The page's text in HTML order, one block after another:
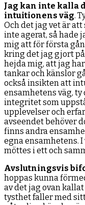
Jag kan inte kalla
intuitionens väg.
Och det jag vet är
inte agerat, så hade
mig att för första
kring det jag gjort
hejda mig, att jag
tankar och känslor
också insikten att
ensamhetens väg,
integritet som
upplevelser och
avseendet behöver
finns andra
egna ensamhetens.
möttes i ett och
Avslutningsvis
hoppas kunna
av det jag ovan
tysthet faller med